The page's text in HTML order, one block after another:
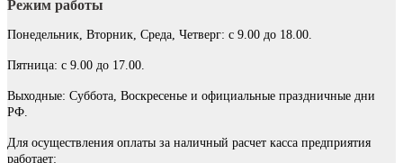
Режим работы
Понедельник, Вторник, Среда, Четверг: с 9.00 до 18.00.
Пятница: с 9.00 до 17.00.
Выходные: Суббота, Воскресенье и официальные праздничные дни
РФ.
Для осуществления оплаты за наличный расчет касса предприятия
работает: